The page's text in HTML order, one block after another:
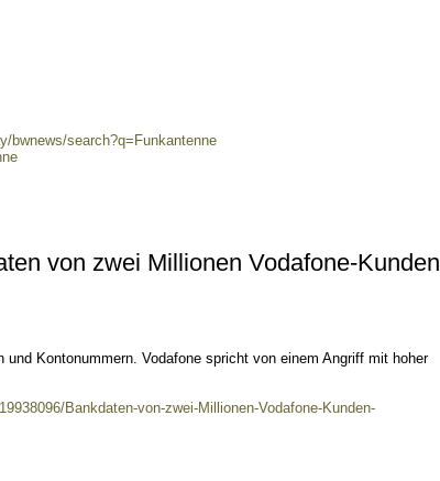
bwnews/search?q=Funkantenne
von zwei Millionen Vodafone-Kunden
und Kontonummern. Vodafone spricht von einem Angriff mit hoher
Bankdaten-von-zwei-Millionen-Vodafone-Kunden-